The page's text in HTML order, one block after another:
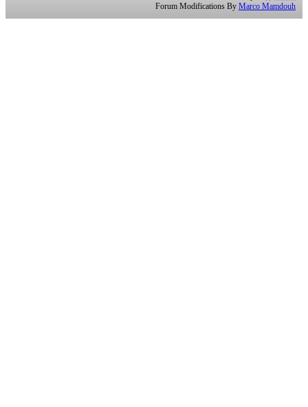
Forum Modifications By Marco Mamdouh